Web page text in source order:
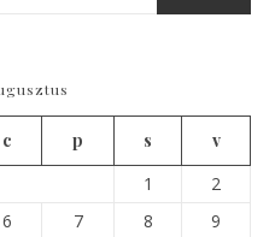
c p s
v
1
2
6 7 8
9